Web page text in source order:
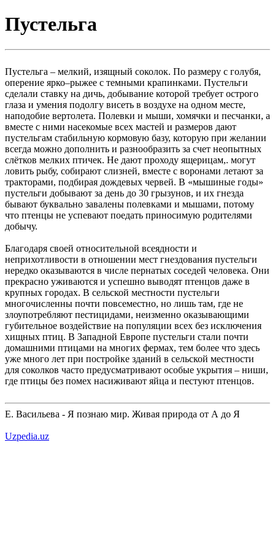
Пустельга
Пустельга – мелкий, изящный соколок. По размеру с голубя,
оперение ярко–рыжее с темными крапинками. Пустельги
сделали ставку на дичь, добывание которой требует острого
глаза и умения подолгу висеть в воздухе на одном месте,
наподобие вертолета. Полевки и мыши, хомячки и песчанки, а
вместе с ними насекомые всех мастей и размеров дают
пустельгам стабильную кормовую базу, которую при желании
всегда можно дополнить и разнообразить за счет неопытных
слётков мелких птичек. Не дают проходу ящерицам,. могут
ловить рыбу, собирают слизней, вместе с воронами летают за
тракторами, подбирая дождевых червей. В «мышиные годы»
пустельги добывают за день до 30 грызунов, и их гнезда
бывают буквально завалены полевками и мышами, потому
что птенцы не успевают поедать приносимую родителями
добычу.
Благодаря своей относительной всеядности и
неприхотливости в отношении мест гнездования пустельги
нередко оказываются в числе пернатых соседей человека. Они
прекрасно уживаются и успешно выводят птенцов даже в
крупных городах. В сельской местности пустельги
многочисленны почти повсеместно, но лишь там, где не
злоупотребляют пестицидами, неизменно оказывающими
губительное воздействие на популяции всех без исключения
хищных птиц. В Западной Европе пустельги стали почти
домашними птицами на многих фермах, тем более что здесь
уже много лет при постройке зданий в сельской местности
для соколков часто предусматривают особые укрытия – ниши,
где птицы без помех насиживают яйца и пестуют птенцов.
Е. Васильева - Я познаю мир. Живая природа от А до Я
Uzpedia.uz